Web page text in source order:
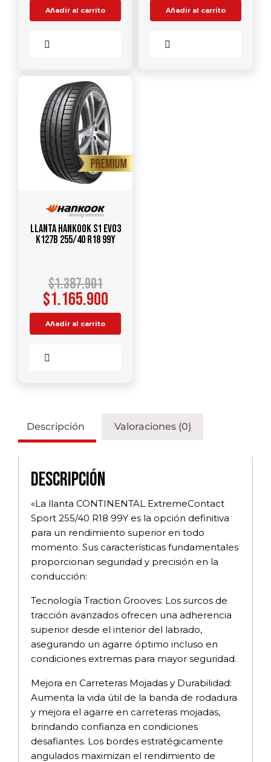
Añadir al carrito Añadir al carrito
Llanta HANKOOK S1 Evo3
K127B 255/40 R18 99Y
$1.387.901
$1.165.900
Añadir al carrito
Descripción Valoraciones (0)
Descripción
«La llanta CONTINENTAL ExtremeContact
Sport 255/40 R18 99Y es la opción definitiva
para un rendimiento superior en todo
momento. Sus características fundamentales
proporcionan seguridad y precisión en la
conducción:
Tecnología Traction Grooves: Los surcos de
tracción avanzados ofrecen una adherencia
superior desde el interior del labrado,
asegurando un agarre óptimo incluso en
condiciones extremas para mayor seguridad.
Mejora en Carreteras Mojadas y Durabilidad:
Aumenta la vida útil de la banda de rodadura
y mejora el agarre en carreteras mojadas,
brindando confianza en condiciones
desafiantes. Los bordes estratégicamente
angulados maximizan el rendimiento de